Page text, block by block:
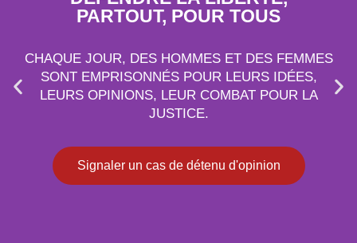
PARTOUT, POUR TOUS
CHAQUE JOUR, DES HOMMES ET DES FEMMES
SONT EMPRISONNÉS POUR LEURS IDÉES,
LEURS OPINIONS, LEUR COMBAT POUR LA
JUSTICE.
Signaler un cas de détenu d'opinion